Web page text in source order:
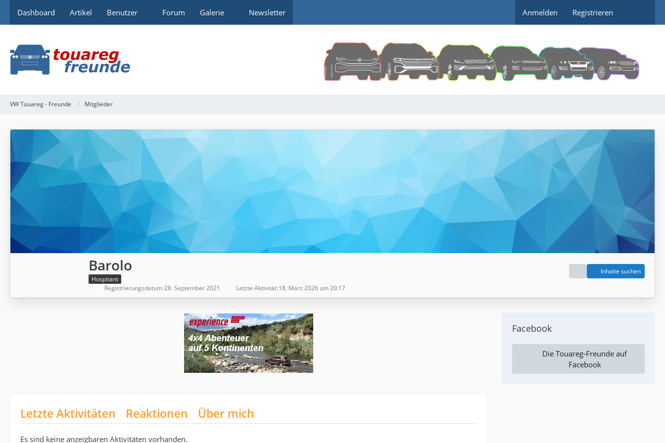
Dashboard Artikel Benutzer Forum Galerie Newsletter Anmelden Registrieren
VW Touareg - Freunde Mitglieder
Barolo
Hospitant
Inhalte suchen
Registrierungsdatum 28. September 2021 Letzte Aktivität 18. März 2026 um 20:17
Letzte Aktivitäten Reaktionen Über mich
Es sind keine anzeigbaren Aktivitäten vorhanden.
Facebook
Die Touareg-Freunde auf
Facebook